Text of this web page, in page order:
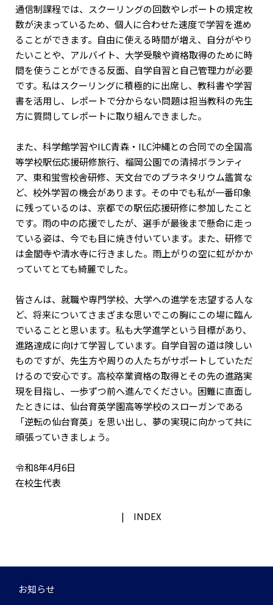
通信制課程では、スクーリングの回数やレポートの規定枚
数が決まっているため、個人に合わせた速度で学習を進め
ることができます。自由に使える時間が増え、自分がやり
たいことや、アルバイト、大学受験や資格取得のために時
間を使うことができる反面、自学自習と自己管理力が必要
です。私はスクーリングに積極的に出席し、教科書や学習
書を活用し、レポートで分からない問題は担当教科の先生
方に質問してレポートに取り組んできました。
また、科学館学習やILC青森・ILC沖縄との合同での全国高
等学校駅伝応援研修旅行、榴岡公園での清掃ボランティ
ア、東和蛍雪校舎研修、天文台でのプラネタリウム鑑賞な
ど、校外学習の機会があります。その中でも私が一番印象
に残っているのは、京都での駅伝応援研修に参加したこと
です。雨の中の応援でしたが、選手が最後まで懸命に走っ
ている姿は、今でも目に焼き付いています。また、研修で
は金閣寺や清水寺に行きました。雨上がりの空に虹がかか
っていてとても綺麗でした。
皆さんは、就職や専門学校、大学への進学を志望する人な
ど、将来についてさまざまな思いでこの胸にこの場に臨ん
でいることと思います。私も大学進学という目標があり、
進路達成に向けて学習しています。自学自習の道は険しい
ものですが、先生方や周りの人たちがサポートしていただ
けるので安心です。高校卒業資格の取得とその先の進路実
現を目指し、一歩ずつ前へ進んでください。困難に直面し
たときには、仙台育英学園高等学校のスローガンである
「逆転の仙台育英」を思い出し、夢の実現に向かって共に
頑張っていきましょう。
令和8年4月6日
在校生代表
INDEX
お知らせ